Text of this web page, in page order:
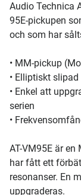
Audio Technica
95E-pickupen
och som har
• MM-pickup
• Elliptiskt slipad
• Enkel att
serien
•
AT-VM95E är
har fått ett
resonanser. En
uppgraderas.